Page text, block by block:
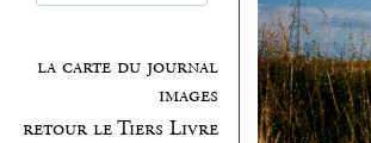
la carte du journal
images
retour le Tiers Livre